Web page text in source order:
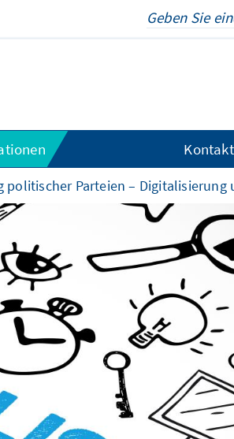
Kontakt
politischer Parteien – Digitalisierung